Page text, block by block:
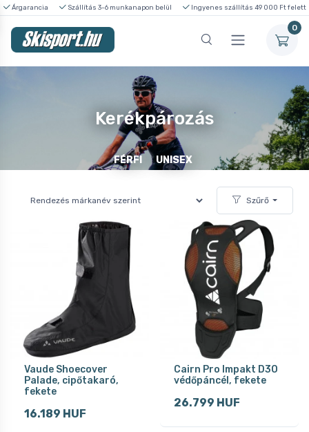
Árgarancia Szállítás 3-6 munkanapon belül Ingyenes szállítás 49 000 Ft felett
0
Kerékpározás
FÉRFI UNISEX
Szűrő
Vaude Shoecover
Palade, cipőtakaró,
fekete
16.189 HUF
Cairn Pro Impakt D3O
védőpáncél, fekete
26.799 HUF